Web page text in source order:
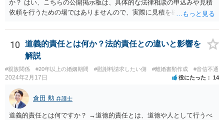
か？ はい、こちらの公開掲示板は、具体的な法律相談の申込みや見積
依頼を行うための場ではありませんので、実際に見積を確認されたい
わせをしていただく必要があります。
10
道義的責任とは何か？法的責任との違いと影響を
解説
#親族関係 #20年以上の婚姻期間 #慰謝料請求したい側 #離婚書類作成 #音信不通
2024年2月17日 役にたった 14
倉田 勲 弁護士
道義的責任とは何ですか？ →道徳的責任とは、道徳や人として行うべ